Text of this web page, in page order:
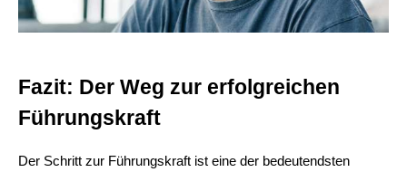
Fazit: Der Weg zur erfolgreichen
Führungskraft
Der Schritt zur Führungskraft ist eine der bedeutendsten